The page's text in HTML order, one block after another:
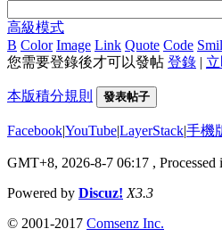
高級模式
B Color Image Link Quote Code
您需要登錄後才可以發帖 登錄 |
本版積分規則 發表帖子
Facebook|YouTube|LayerStack|手機
GMT+8, 2026-8-7 06:17 ,
Powered by Discuz! X3.3
© 2001-2017 Comsenz Inc.